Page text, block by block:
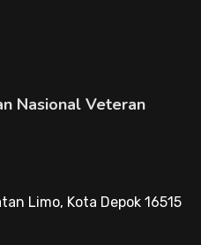
Nasional Veteran
Limo, Kota Depok 16515